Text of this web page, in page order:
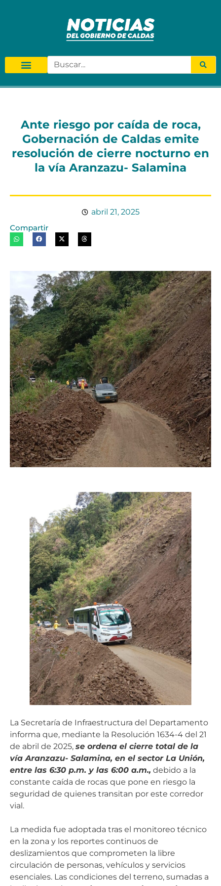
Ante riesgo por caída de roca,
Gobernación de Caldas emite
resolución de cierre nocturno en
la vía Aranzazu- Salamina
abril 21, 2025
Compartir
La Secretaría de Infraestructura del Departamento
informa que, mediante la Resolución 1634-4 del 21
de abril de 2025, se ordena el cierre total de la
vía Aranzazu- Salamina, en el sector La Unión,
entre las 6:30 p.m. y las 6:00 a.m., debido a la
constante caída de rocas que pone en riesgo la
seguridad de quienes transitan por este corredor
vial.
La medida fue adoptada tras el monitoreo técnico
en la zona y los reportes continuos de
deslizamientos que comprometen la libre
circulación de personas, vehículos y servicios
esenciales. Las condiciones del terreno, sumadas a